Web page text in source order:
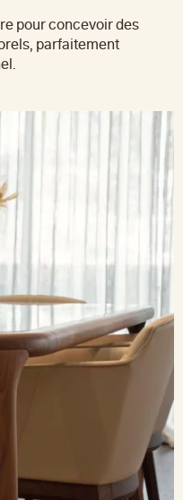
pour concevoir des
parfaitement